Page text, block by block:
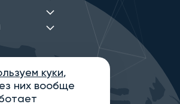
носит ознакомительный
публичной офертой,
куки,
них вообще